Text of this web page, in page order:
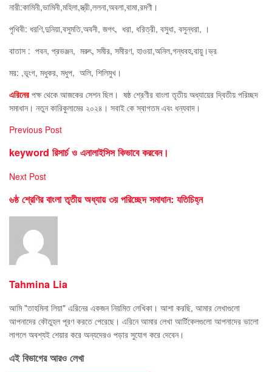
নারী:কামিনী,ভামিনী,মহিলা,স্ত্রী,ললনা,অবলা,বামা,রমণী।
পৃথিবী: ধরণি,দুনিয়া,বসুমতি,অবনী, জগৎ, ধরা, ধরিত্রী, বসুধা, বসুন্ধরা, ।
বাতাস : পবন, প্রভঞ্জন, মরুৎ, সমীর, সমীরণ, হাওয়া,অনিল,গন্ধবহ,বায়ু।ভ্র
মর: ,ভূংগ, মধুকর, মধুপ, অলি, শিলিমুখ।
এরিনেরপক্ষ থেকে আজকের সেশন ছিল। ষষ্ঠ শ্রেণীর বাংলা তৃতীয় অধ্যায়ের দ্বিতীয় পরিচ্ছদ
সমাধান। নতুন কারিকুলামের ২০২৪। সবাই কে স্বাগতম এবং ধন্যবাদ।
Previous Post
keyword রিসার্চ ও এনালাইসিস কিভাবে করবেন।
Next Post
৬ষ্ঠ শ্রেণির বাংলা তৃতীয় অধ্যায় ৩য় পরিচ্ছেদ সমাধান: যতিচিহ্ন
Tahmina Lia
আমি "তাহমিনা লিয়া" এরিনের একজন নিয়মিত লেখিকা। আশা করছি, আমার লেখাগুলো
আপনাদের কৌতুহল পূরণ করতে পেরেছে। এরিনে আমার লেখা আর্টিকেলগুলো আপনাদের ভালো
লাগলে অবশ্যই শেয়ার করে অন্যদেরও পড়ার সুযোগ করে দেবেন।
এই বিভাগের আরও লেখা